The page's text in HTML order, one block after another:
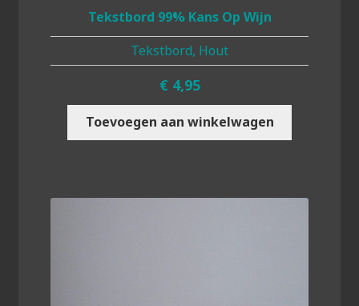
Tekstbord 99% Kans Op Wijn
Tekstbord, Hout
€ 4,95
Toevoegen aan winkelwagen